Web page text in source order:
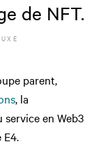
de NFT.
parent,
, la
en Web3